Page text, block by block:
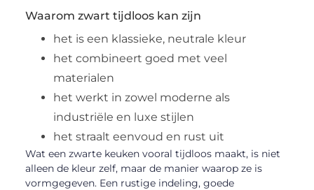
Waarom zwart tijdloos kan zijn
het is een klassieke, neutrale kleur
het combineert goed met veel
materialen
het werkt in zowel moderne als
industriële en luxe stijlen
het straalt eenvoud en rust uit
Wat een zwarte keuken vooral tijdloos maakt, is niet
alleen de kleur zelf, maar de manier waarop ze is
vormgegeven. Een rustige indeling, goede